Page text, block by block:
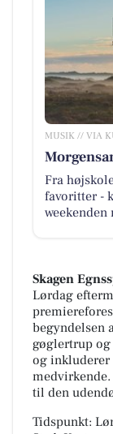
MUSIK // VIA
Fra
favoritter -
Skagen
Lørdag
begyndelsen
gøglertrup og
og inkluderer
til den
Tidspunkt: